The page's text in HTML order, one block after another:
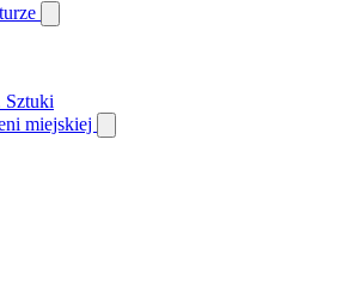
Sztuki
miejskiej